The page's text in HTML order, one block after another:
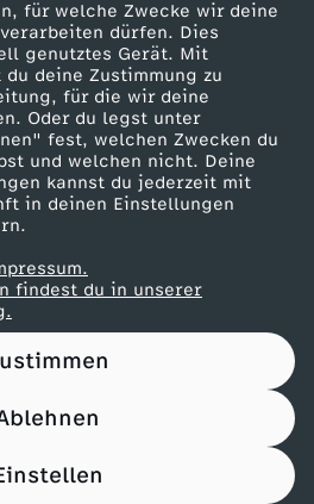
für welche Zwecke wir deine
dürfen. Dies
genutztes Gerät. Mit
deine Zustimmung zu
für die wir deine
Oder du legst unter
fest, welchen Zwecken du
und welchen nicht. Deine
kannst du jederzeit mit
in deinen Einstellungen
findest du in unserer
mit Thymian-Crostini
Wedges
Orangensoße